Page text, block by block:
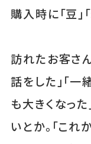
購入時に「豆」
訪れたお客さ
話をした」「
も大きくなっ
いとか。「こ